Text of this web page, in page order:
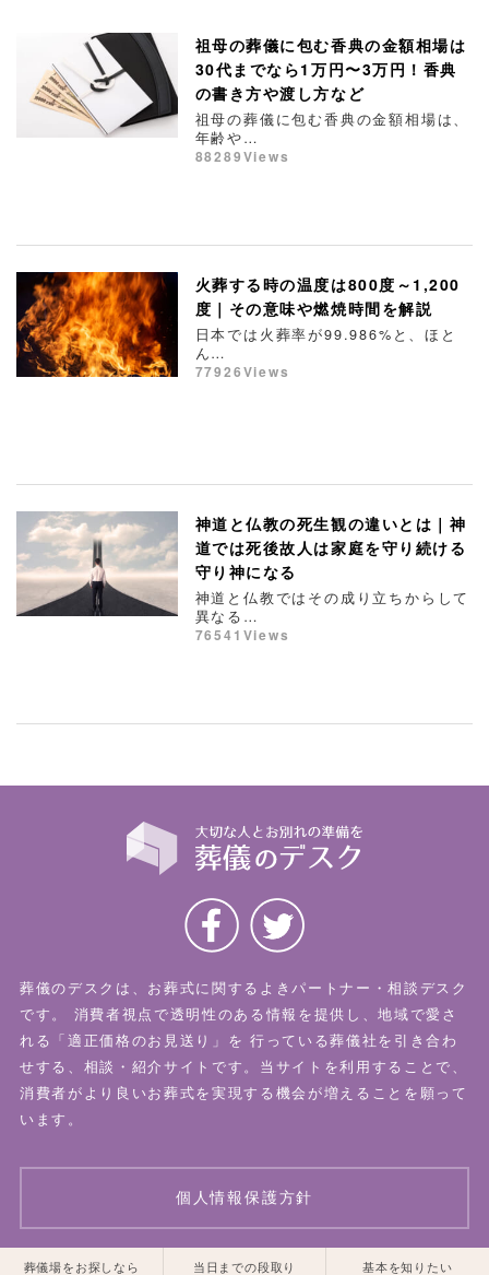
一覧はこちら
祖母の葬儀に包む香典の金額相場は
30代までなら1万円〜3万円！香典
の書き方や渡し方など
祖母の葬儀に包む香典の金額相場は、
年齢や…
88289Views
火葬する時の温度は800度～1,200
度｜その意味や燃焼時間を解説
日本では火葬率が99.986%と、ほと
ん…
77926Views
神道と仏教の死生観の違いとは｜神
道では死後故人は家庭を守り続ける
守り神になる
神道と仏教ではその成り立ちからして
異なる…
76541Views
一覧はこちら
葬儀場をお探しなら 当日までの段取り 基本を知りたい
葬儀のデスクは、お葬式に関するよきパートナー・相談デスク
です。
消費者視点で透明性のある情報を提供し、地域で愛さ
れる「適正価格のお見送り」を 行っている葬儀社を引き合わ
せする、相談・紹介サイトです。当サイトを利用することで、
消費者がより良いお葬式を実現する機会が増えることを願って
います。
個人情報保護方針
© 2026 葬儀のデスク All Rights Reserved.